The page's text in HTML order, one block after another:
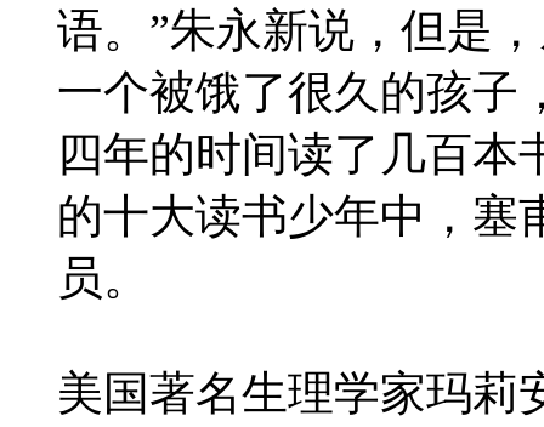
语。”朱永新说，但是
一个被饿了很久的孩子
四年的时间读了几百本
的十大读书少年中，塞
员。
美国著名生理学家玛莉